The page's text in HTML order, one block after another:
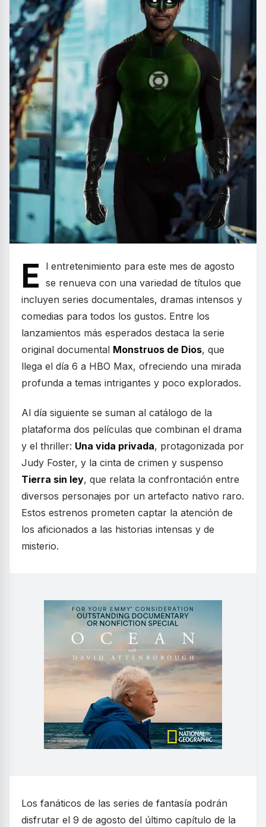
E
l entretenimiento para este mes de agosto
se renueva con una variedad de títulos que
incluyen series documentales, dramas intensos y
comedias para todos los gustos. Entre los
lanzamientos más esperados destaca la serie
original documental Monstruos de Dios, que
llega el día 6 a HBO Max, ofreciendo una mirada
profunda a temas intrigantes y poco explorados.
Al día siguiente se suman al catálogo de la
plataforma dos películas que combinan el drama
y el thriller: Una vida privada, protagonizada por
Judy Foster, y la cinta de crimen y suspenso
Tierra sin ley, que relata la confrontación entre
diversos personajes por un artefacto nativo raro.
Estos estrenos prometen captar la atención de
los aficionados a las historias intensas y de
misterio.
Los fanáticos de las series de fantasía podrán
disfrutar el 9 de agosto del último capítulo de la